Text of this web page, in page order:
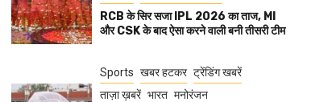
RCB के सिर सजा IPL 2026 का ताज, MI
और CSK के बाद ऐसा करने वाली बनी तीसरी टीम
Sports खबर हटकर ट्रेंडिंग खबरें
ताज़ा ख़बरें भारत मनोरंजन